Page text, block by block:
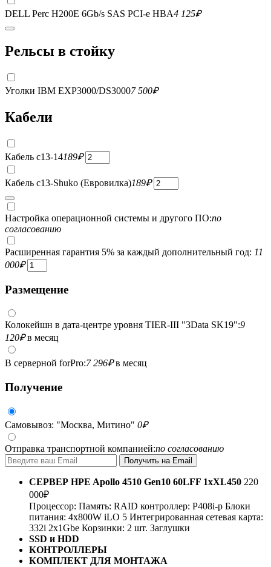
DELL Perc H200E 6Gb/s SAS PCI-e HBA4 125₽
Рельсы в стойку
Уголки IBM EXP3000/DS30007 500₽
Кабели
Кабель c13-14189₽
Кабель c13-Shuko (Евровилка)189₽
Настройка операционной системы и другого ПО:по
согласованию
Расширенная гарантия 5% за каждый дополнительный год: 11
000₽
Размещение
Колокейшн в дата-центре уровня TIER-III "3Data SK19":9
120₽в месяц
В серверной forPro:7 296₽в месяц
Получение
Самовывоз: "Москва, Митино" 0₽
Отправка транспортной компанией:по согласованию
СЕРВЕР HPE Apollo 4510 Gen10 60LFF 1xXL450 220
000₽
Процессор: Память: RAID контроллер: P408i-p Блоки
питания: 4x800W iLO 5 Интегрированная сетевая карта:
332i 2x1Gbe Корзинки: 2 шт. Заглушки
SSD и HDD
КОНТРОЛЛЕРЫ
КОМПЛЕКТ ДЛЯ МОНТАЖА